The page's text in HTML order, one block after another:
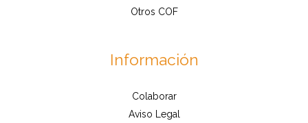
Otros COF
Información
Colaborar
Aviso Legal